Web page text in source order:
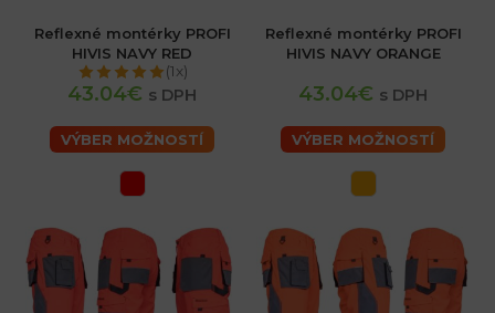
Reflexné montérky PROFI
HIVIS NAVY RED
(1x)
43.04€ s DPH
VÝBER MOŽNOSTÍ
Reflexné montérky PROFI
HIVIS NAVY ORANGE
43.04€ s DPH
VÝBER MOŽNOSTÍ